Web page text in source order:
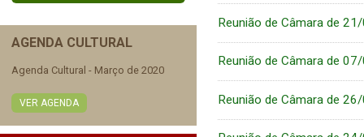
AGENDA CULTURAL
Agenda Cultural - Março de 2020
VER AGENDA
Reunião de Câmara de
Reunião de Câmara de
Reunião de Câmara de